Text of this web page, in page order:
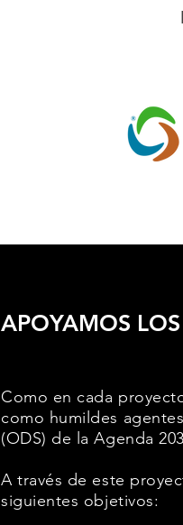
APOYAMOS LOS
Como en cada
como humildes
(ODS) de la Agenda
A través de este
siguientes objetivos: